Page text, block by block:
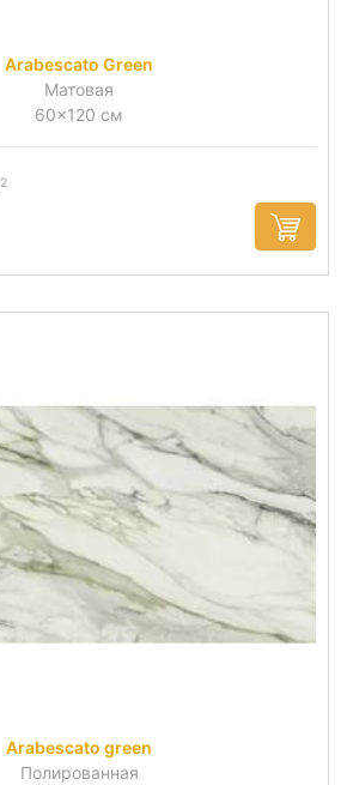
Arabescato Green
Матовая
60x120 см
2
Arabescato green
Полированная